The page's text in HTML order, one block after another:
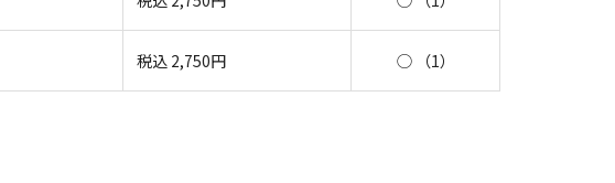
税込 2,750円 ◯ （1）